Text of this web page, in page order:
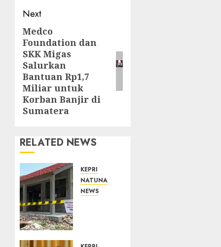
Next
Next
post:
Medco
Foundation dan
SKK Migas
Salurkan
Bantuan Rp1,7
Miliar untuk
Korban Banjir di
Sumatera
RELATED NEWS
KEPRI
NATUNA
NEWS